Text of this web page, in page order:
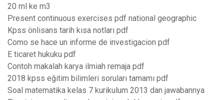
20 ml ke m3
Present continuous exercises pdf national geographic
Kpss önlisans tarih kısa notları pdf
Como se hace un informe de investigacion pdf
E ticaret hukuku pdf
Contoh makalah karya ilmiah remaja pdf
2018 kpss eğitim bilimleri soruları tamamı pdf
Soal matematika kelas 7 kurikulum 2013 dan jawabannya